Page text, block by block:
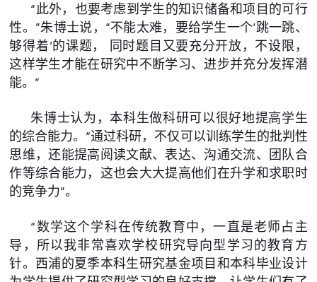
“此外，也要考虑到学生的知识储备和项目的可行
性。”朱博士说，“不能太难，要给学生一个‘跳一跳、
够得着’的课题， 同时题目又要充分开放，不设限，
这样学生才能在研究中不断学习、进步并充分发挥潜
能。”
朱博士认为，本科生做科研可以很好地提高学生
的综合能力。“通过科研，不仅可以训练学生的批判性
思维，还能提高阅读文献、表达、沟通交流、团队合
作等综合能力，这也会大大提高他们在升学和求职时
的竞争力”。
“数学这个学科在传统教育中，一直是老师占主
导，所以我非常喜欢学校研究导向型学习的教育方
针。西浦的夏季本科生研究基金项目和本科毕业设计